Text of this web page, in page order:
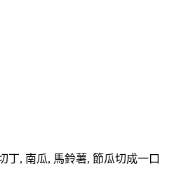
, 南瓜, 馬鈴薯, 節瓜切成一口